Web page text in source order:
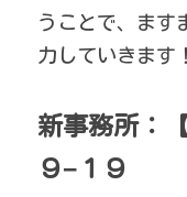
うことで、ます
力していきます
新事務所：
９−１９